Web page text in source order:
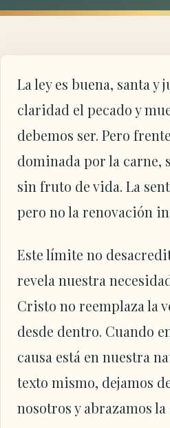
La ley es buena, santa y
claridad el pecado y
debemos ser. Pero
dominada por la carne,
sin fruto de vida. La
pero no la renovación
Este límite no
revela nuestra
Cristo no reemplaza la
desde dentro. Cuando
causa está en nuestra
texto mismo, dejamos
nosotros y abrazamos